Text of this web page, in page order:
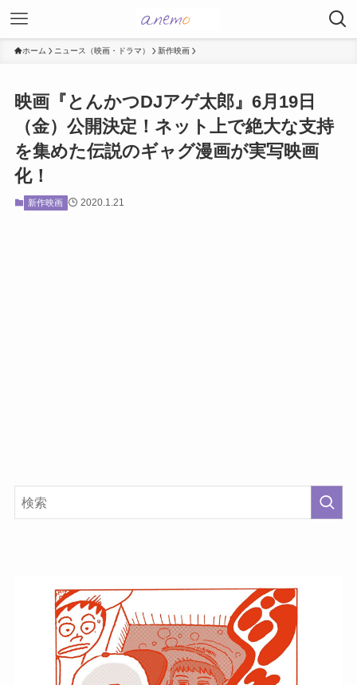
ホーム ニュース（映画・ドラマ） 新作映画
映画『とんかつDJアゲ太郎』6月19日
（金）公開決定！ネット上で絶大な支持
を集めた伝説のギャグ漫画が実写映画
化！
新作映画 2020.1.21